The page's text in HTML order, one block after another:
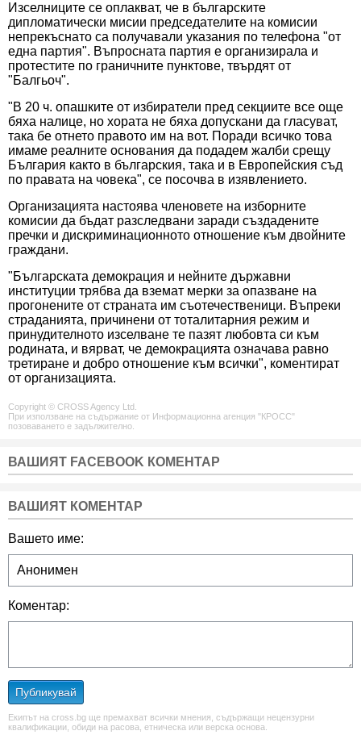
Изселниците се оплакват, че в българските
дипломатически мисии председателите на комисии
непрекъснато са получавали указания по телефона "от
една партия". Въпросната партия е организирала и
протестите по граничните пунктове, твърдят от
"Балгьоч".
"В 20 ч. опашките от избиратели пред секциите все още
бяха налице, но хората не бяха допускани да гласуват,
така бе отнето правото им на вот. Поради всичко това
имаме реалните основания да подадем жалби срещу
България както в българския, така и в Европейския съд
по правата на човека", се посочва в изявлението.
Организацията настоява членовете на изборните
комисии да бъдат разследвани заради създадените
пречки и дискриминационното отношение към двойните
граждани.
"Българската демокрация и нейните държавни
институции трябва да вземат мерки за опазване на
прогонените от страната им съотечественици. Въпреки
страданията, причинени от тоталитарния режим и
принудителното изселване те пазят любовта си към
родината, и вярват, че демокрацията означава равно
третиране и добро отношение към всички", коментират
от организацията.
Copyright © CROSS Agency Ltd.
При използване на съдържание от Информационна агенция "КРОСС"
позоваването е задължително.
ВАШИЯТ FACEBOOK КОМЕНТАР
ВАШИЯТ КОМЕНТАР
Вашето име:
Коментар:
Публикувай
Екипът на cross.bg ще премахват всички мнения, съдържащи нецензурни
квалификации, обиди на расова, етническа или верска основа.